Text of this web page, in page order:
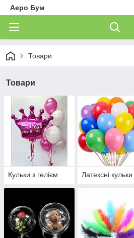
Аеро Бум
Товари
Товари
Кульки з гелієм Латексні кульки